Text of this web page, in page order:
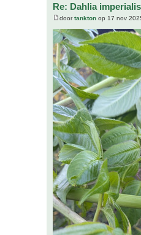
Re: Dahlia imperialis
doortankton op 17 nov